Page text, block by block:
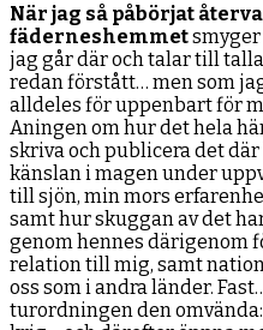
När jag så påbörjat
fäderneshemmet
jag går där och talar till
redan förstått… men som
alldeles för uppenbart för
Aningen om hur det hela
skriva och publicera det
känslan i magen under
till sjön, min mors
samt hur skuggan av det
genom hennes därigenom
relation till mig, samt
oss som i andra länder.
turordningen den